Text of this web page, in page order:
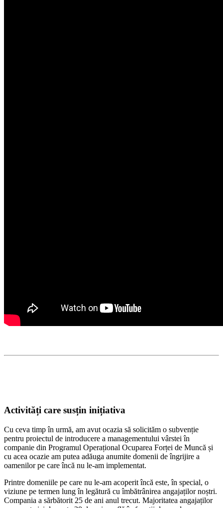
Activități care susțin inițiativa
Cu ceva timp în urmă, am avut ocazia să solicităm o subvenție
pentru proiectul de introducere a managementului vârstei în
companie din Programul Operațional Ocuparea Forței de Muncă și
cu acea ocazie am putea adăuga anumite domenii de îngrijire a
oamenilor pe care încă nu le-am implementat.
Printre domeniile pe care nu le-am acoperit încă este, în special, o
viziune pe termen lung în legătură cu îmbătrânirea angajaților noștri.
Compania a sărbătorit 25 de ani anul trecut. Majoritatea angajaților